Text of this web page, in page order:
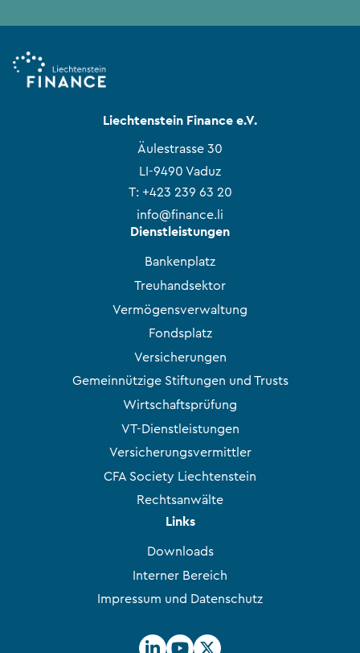
Liechtenstein Finance e.V.
Äulestrasse 30
LI-9490 Vaduz
T: +423 239 63 20
info@finance.li
Dienstleistungen
Bankenplatz
Treuhandsektor
Vermögensverwaltung
Fondsplatz
Versicherungen
Gemeinnützige Stiftungen und Trusts
Wirtschaftsprüfung
VT-Dienstleistungen
Versicherungsvermittler
CFA Society Liechtenstein
Rechtsanwälte
Links
Downloads
Interner Bereich
Impressum und Datenschutz